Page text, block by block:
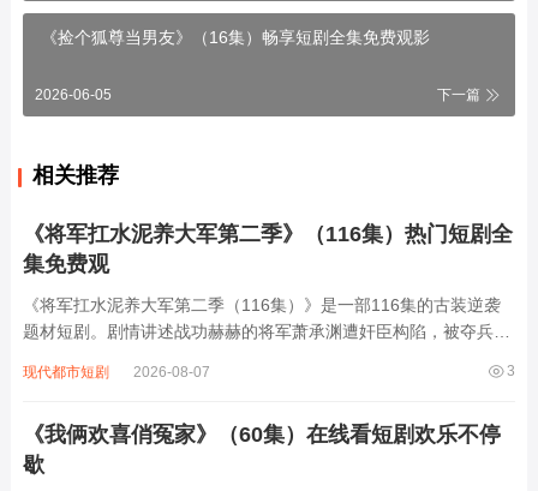
《捡个狐尊当男友》（16集）畅享短剧全集免费观影
2026-06-05 下一篇
相关推荐
《将军扛水泥养大军第二季》（116集）热门短剧全
集免费观
《将军扛水泥养大军第二季（116集）》是一部116集的古装逆袭
题材短剧。剧情讲述战功赫赫的将军萧承渊遭奸臣构陷，被夺兵权
生。面对昔日部下被欺压、敌国细作渗透等危机，萧承渊白天在工
3
现代都市短剧 2026-08-07
《我俩欢喜俏冤家》（60集）在线看短剧欢乐不停
歇